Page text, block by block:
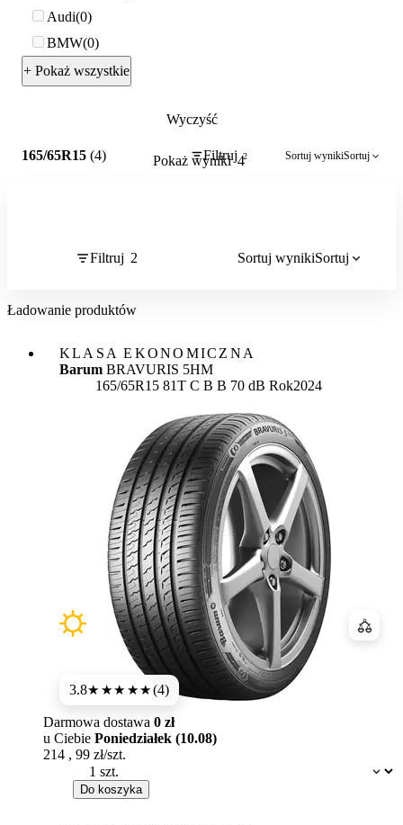
Audi 0
BMW 0
+ Pokaż wszystkie
Wyczyść
Pokaż wyniki 4
165/65R15 (4) Filtruj 2 Sortuj wynikiSortuj
Filtruj 2 Sortuj wynikiSortuj
Ładowanie produktów
KLASA EKONOMICZNA
Barum BRAVURIS 5HM
165/65R15 81T Etykieta:
C B B 70 dB Rok2024
3.8★★★★★(4)
Dostępność:
Darmowa dostawa 0 zł
u Ciebie Poniedziałek (10.08)
214 , 99 zł/szt.
Do koszyka